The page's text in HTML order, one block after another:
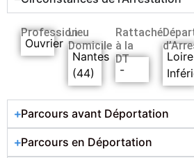
Profession
Ouvrier
Lieu
Domicile
Nantes
(44)
Rattaché
à la
DT
-
Parcours avant Déportation
Parcours en Déportation